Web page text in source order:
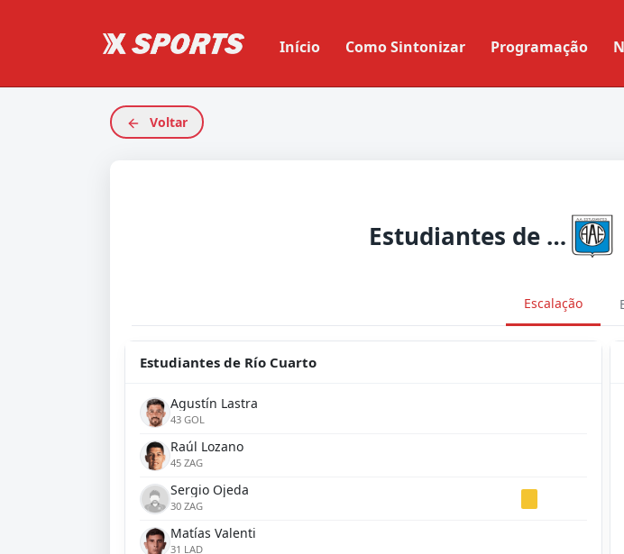
Início Como Sintonizar Programação
Voltar
Estudiantes de Río Cuarto
Escalação
Estudiantes de Río Cuarto
Agustín Lastra
43 GOL
Raúl Lozano
45 ZAG
Sergio Ojeda
30 ZAG
Matías Valenti
31 LAD